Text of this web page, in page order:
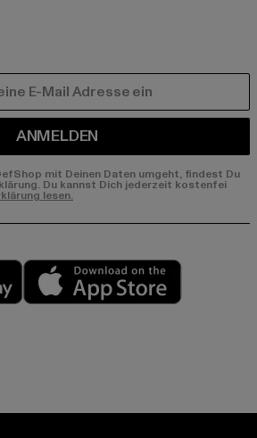
ANMELDEN
mit Deinen Daten umgeht, findest Du
Du kannst Dich jederzeit kostenfei
lesen.
Play market